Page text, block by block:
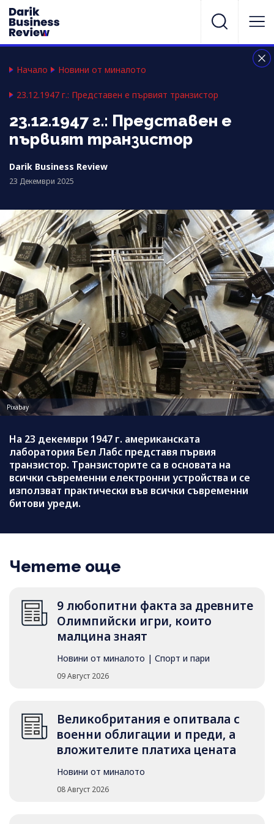
Начало Новини от миналото
23.12.1947 г.: Представен е първият транзистор
Pixabay
23.12.1947 г.: Представен е
първият транзистор
Darik Business Review
23 Декември 2025
На 23 декември 1947 г. американската
лаборатория Бел Лабс представя първия
транзистор. Транзисторите са в основата на
всички съвременни електронни устройства и се
използват практически във всички съвременни
битови уреди.
Четете още
9 любопитни факта за древните
Олимпийски игри, които
малцина знаят
Новини от миналото | Спорт и пари
09 Август 2026
Великобритания е опитвала с
военни облигации и преди, а
вложителите платиха цената
Новини от миналото
08 Август 2026